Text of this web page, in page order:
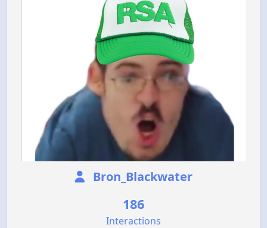
Bron_Blackwater
186
Interactions